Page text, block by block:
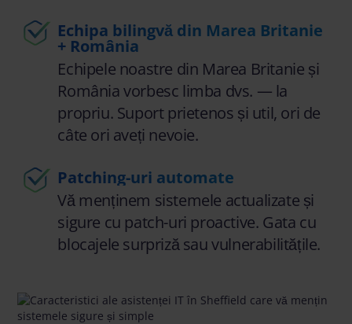
Echipa bilingvă din Marea Britanie
+ România
Echipele noastre din Marea Britanie și
România vorbesc limba dvs. — la
propriu. Suport prietenos și util, ori de
câte ori aveți nevoie.
Patching-uri automate
Vă menținem sistemele actualizate și
sigure cu patch-uri proactive. Gata cu
blocajele surpriză sau vulnerabilitățile.